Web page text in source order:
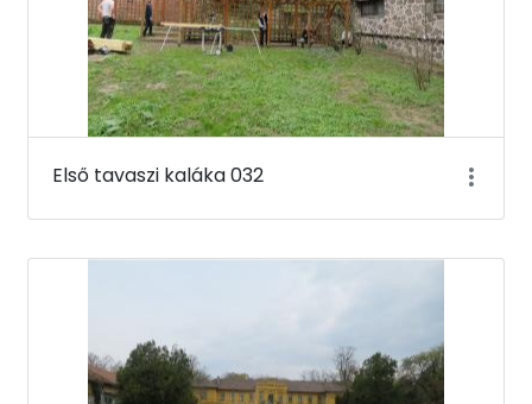
Első tavaszi kaláka 032